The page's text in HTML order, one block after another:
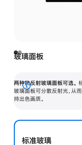
玻璃面板
两种抗反射玻璃面板可选。
玻璃面板可分散反射光，从
持出色画质。
展
开
标准玻璃